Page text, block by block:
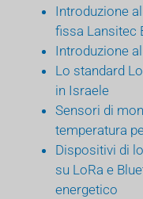
Introduzione
fissa Lansitec
Introduzione
Lo standard
in Israele
Sensori di
temperatura
Dispositivi di
su LoRa e
energetico